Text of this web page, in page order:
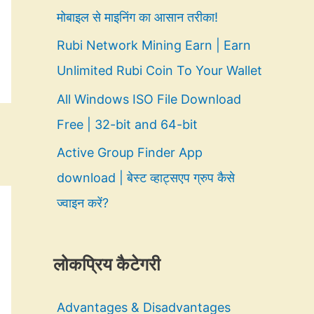
मोबाइल से माइनिंग का आसान तरीका!
Rubi Network Mining Earn | Earn
Unlimited Rubi Coin To Your Wallet
All Windows ISO File Download
Free | 32-bit and 64-bit
Active Group Finder App
download | बेस्ट व्हाट्सएप ग्रुप कैसे
ज्वाइन करें?
लोकप्रिय कैटेगरी
Advantages & Disadvantages